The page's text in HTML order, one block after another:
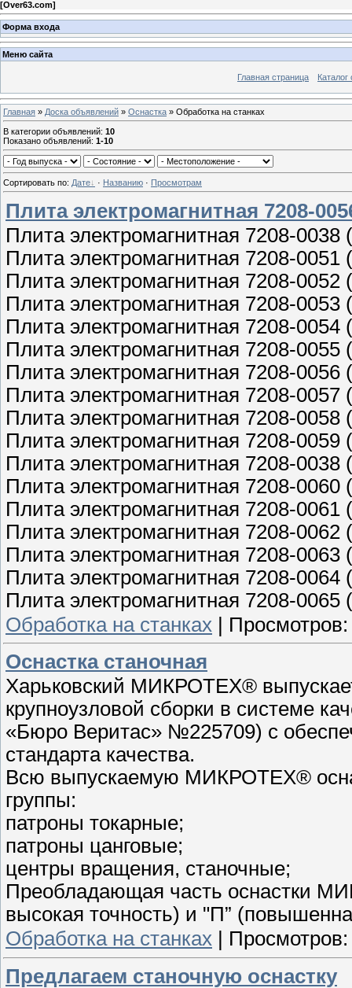
[Over63.com]
Форма входа
Меню сайта
Главная страница Каталог
Главная » Доска объявлений » Оснастка » Обработка на станках
В категории объявлений: 10
Показано объявлений: 1-10
Сортировать по: Дате · Названию · Просмотрам
Плита электромагнитная 7208-
Плита электромагнитная 7208-0038
Плита электромагнитная 7208-0051
Плита электромагнитная 7208-0052
Плита электромагнитная 7208-0053
Плита электромагнитная 7208-0054
Плита электромагнитная 7208-0055
Плита электромагнитная 7208-0056
Плита электромагнитная 7208-0057
Плита электромагнитная 7208-0058
Плита электромагнитная 7208-0059
Плита электромагнитная 7208-0038
Плита электромагнитная 7208-0060
Плита электромагнитная 7208-0061
Плита электромагнитная 7208-0062
Плита электромагнитная 7208-0063
Плита электромагнитная 7208-0064
Плита электромагнитная 7208-0065
Обработка на станках | Просмотров:
Оснастка станочная
Харьковский МИКРОТЕХ®
крупноузловой сборки в системе
«Бюро Веритас» №225709) с
стандарта качества.
Всю выпускаемую МИКРОТЕХ®
группы:
патроны токарные;
патроны цанговые;
центры вращения, станочные;
Преобладающая часть оснастки
высокая точность) и "П”
Обработка на станках
Просмотров:
Предлагаем станочную оснастку